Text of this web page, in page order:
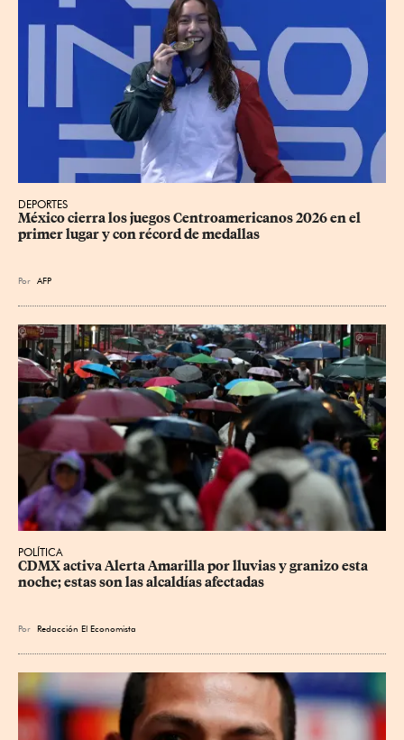
DEPORTES
México cierra los juegos Centroamericanos 2026 en el
primer lugar y con récord de medallas
Por AFP
POLÍTICA
CDMX activa Alerta Amarilla por lluvias y granizo esta
noche; estas son las alcaldías afectadas
Por Redacción El Economista